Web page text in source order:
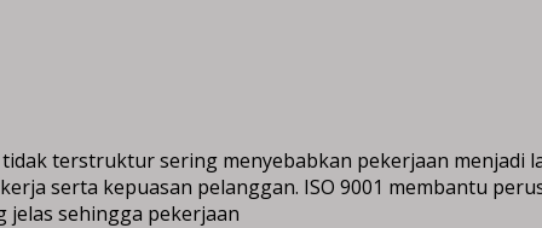
terstruktur sering menyebabkan pekerjaan menjadi
serta kepuasan pelanggan. ISO 9001 membantu
jelas sehingga pekerjaan